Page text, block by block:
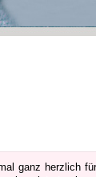
ganz herzlich